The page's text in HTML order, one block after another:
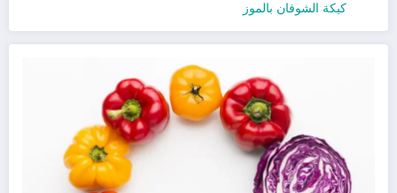
كيكة الشوفان بالموز